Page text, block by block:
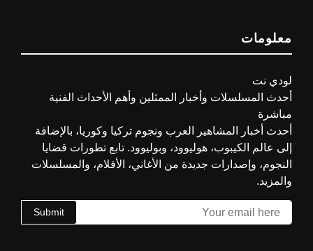
معلومات
لودي نت
أحدث المسلسلات وأخبار الممثلين وأهم الأحداث الفنية
مباشرة
أحدث أخبار المشاهير العرب ونجوم تركيا وكوريا، بالإضافة
إلى عالم الكيبوب، هوليوود، وبوليوود. تابع تطورات قضايا
النجوم، وإصدارات جديدة من الأغاني، الأفلام، والمسلسلات
والمزيد.
Submit